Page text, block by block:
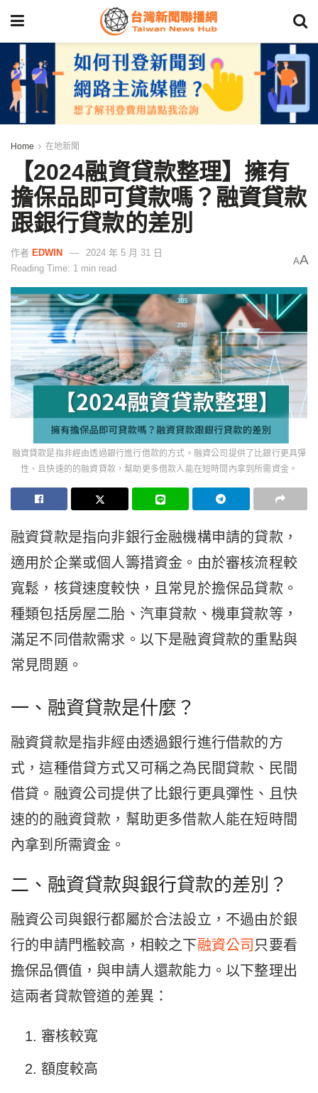
Home 在地新聞
【2024融資貸款整理】擁有
擔保品即可貸款嗎？融資貸款
跟銀行貸款的差別
作者 EDWIN
2024 年 5 月 31 日
Reading Time: 1 min read
AA
融資貸款是指非經由透過銀行進行借款的方式。融資公司提供了比銀行更具彈
性、且快速的的融資貸款，幫助更多借款人能在短時間內拿到所需資金。
融資貸款是指向非銀行金融機構申請的貸款，
適用於企業或個人籌措資金。由於審核流程較
寬鬆，核貸速度較快，且常見於擔保品貸款。
種類包括房屋二胎、汽車貸款、機車貸款等，
滿足不同借款需求。以下是融資貸款的重點與
常見問題。
一、融資貸款是什麼？
融資貸款是指非經由透過銀行進行借款的方
式，這種借貸方式又可稱之為民間貸款、民間
借貸。融資公司提供了比銀行更具彈性、且快
速的的融資貸款，幫助更多借款人能在短時間
內拿到所需資金。
二、融資貸款與銀行貸款的差別？
融資公司與銀行都屬於合法設立，不過由於銀
行的申請門檻較高，相較之下融資公司 只要看
擔保品價值，與申請人還款能力。以下整理出
這兩者貸款管道的差異：
審核較寬
額度較高